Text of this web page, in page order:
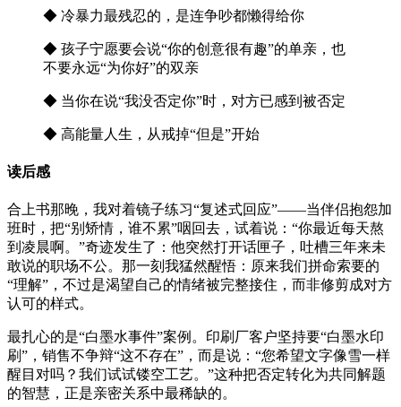
◆ 冷暴力最残忍的，是连争吵都懒得给你
◆ 孩子宁愿要会说“你的创意很有趣”的单亲，也
不要永远“为你好”的双亲
◆ 当你在说“我没否定你”时，对方已感到被否定
◆ 高能量人生，从戒掉“但是”开始
读后感
合上书那晚，我对着镜子练习“复述式回应”——当伴侣抱怨加
班时，把“别矫情，谁不累”咽回去，试着说：“你最近每天熬
到凌晨啊。”奇迹发生了：他突然打开话匣子，吐槽三年来未
敢说的职场不公。那一刻我猛然醒悟：原来我们拼命索要的
“理解”，不过是渴望自己的情绪被完整接住，而非修剪成对方
认可的样式。
最扎心的是“白墨水事件”案例。印刷厂客户坚持要“白墨水印
刷”，销售不争辩“这不存在”，而是说：“您希望文字像雪一样
醒目对吗？我们试试镂空工艺。”这种把否定转化为共同解题
的智慧，正是亲密关系中最稀缺的。